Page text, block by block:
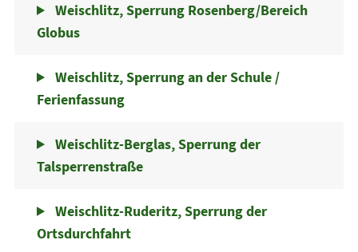
Weischlitz, Sperrung Rosenberg/Bereich
Globus
Weischlitz, Sperrung an der Schule /
Ferienfassung
Weischlitz-Berglas, Sperrung der
Talsperrenstraße
Weischlitz-Ruderitz, Sperrung der
Ortsdurchfahrt